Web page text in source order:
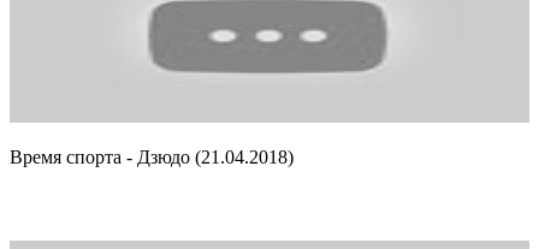
Время спорта - Дзюдо (21.04.2018)